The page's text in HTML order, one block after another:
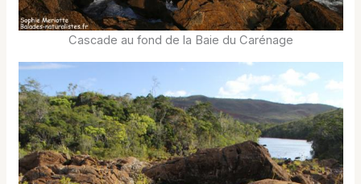
Cascade au fond de la Baie du Carénage